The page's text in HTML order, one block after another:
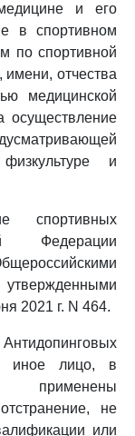
и его
в спортивном
по спортивной
отчества
медицинской
осуществление
и
спортивных
Федерации
2021 г. N 464.
Антидопинговых
иное лицо, в
применены
не
или